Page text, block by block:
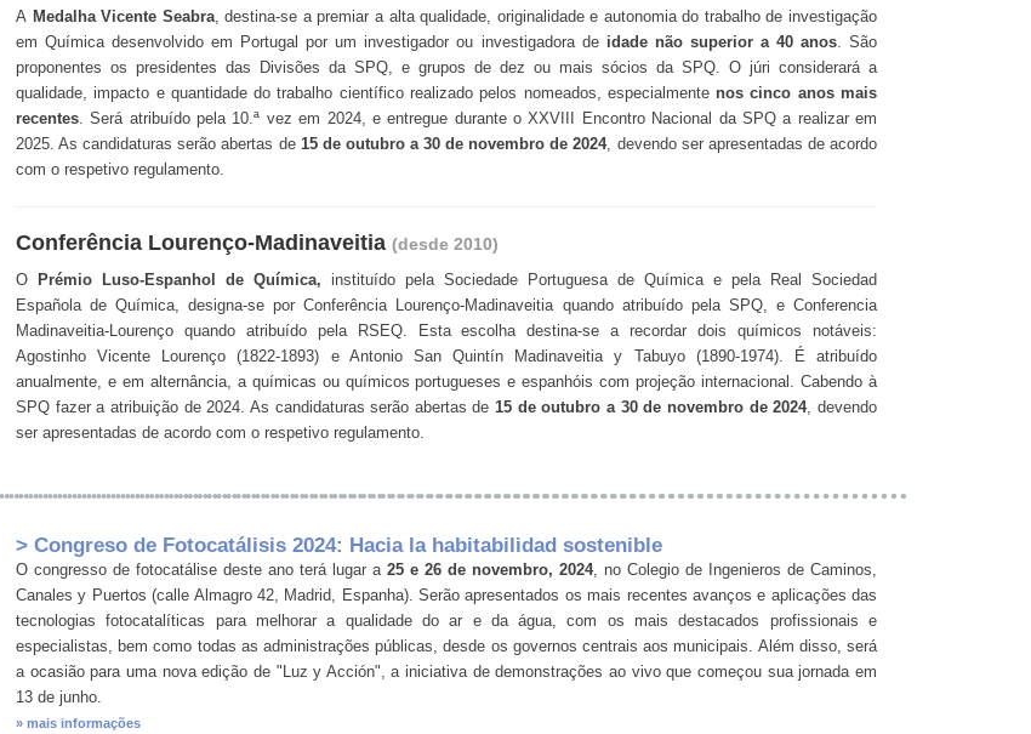
A Medalha Vicente Seabra, destina-se a premiar a alta qualidade, originalidade e autonomia do trabalho de investigação
em Química desenvolvido em Portugal por um investigador ou investigadora de idade não superior a 40 anos. São
proponentes os presidentes das Divisões da SPQ, e grupos de dez ou mais sócios da SPQ. O júri considerará a
qualidade, impacto e quantidade do trabalho científico realizado pelos nomeados, especialmente nos cinco anos mais
recentes. Será atribuído pela 10.ª vez em 2024, e entregue durante o XXVIII Encontro Nacional da SPQ a realizar em
2025. As candidaturas serão abertas de 15 de outubro a 30 de novembro de 2024, devendo ser apresentadas de acordo
com o respetivo regulamento.
Conferência Lourenço-Madinaveitia (desde 2010)
O
Prémio Luso-Espanhol de Química, instituído pela Sociedade Portuguesa de Química e pela Real Sociedad
Española de Química, designa-se por Conferência Lourenço-Madinaveitia quando atribuído pela SPQ, e Conferencia
Madinaveitia-Lourenço quando atribuído pela RSEQ. Esta escolha destina-se a recordar dois químicos notáveis:
Agostinho Vicente Lourenço (1822-1893) e Antonio San Quintín Madinaveitia y Tabuyo (1890-1974). É atribuído
anualmente, e em alternância, a químicas ou químicos portugueses e espanhóis com projeção internacional. Cabendo à
SPQ fazer a atribuição de 2024. As candidaturas serão abertas de15 de outubro a 30 de novembro de 2024, devendo
ser apresentadas de acordo com o respetivo regulamento.
> Congreso de Fotocatálisis 2024: Hacia la habitabilidad sostenible
O congresso de fotocatálise deste ano terá lugar a 25 e 26 de novembro, 2024, no Colegio de Ingenieros de Caminos,
Canales y Puertos (calle Almagro 42, Madrid, Espanha). Serão apresentados os mais recentes avanços e aplicações das
tecnologias fotocatalíticas para melhorar a qualidade do ar e da água, com os mais destacados profissionais e
especialistas, bem como todas as administrações públicas, desde os governos centrais aos municipais. Além disso, será
a ocasião para uma nova edição de "Luz y Acción", a iniciativa de demonstrações ao vivo que começou sua jornada em
13 de junho.
» mais informações